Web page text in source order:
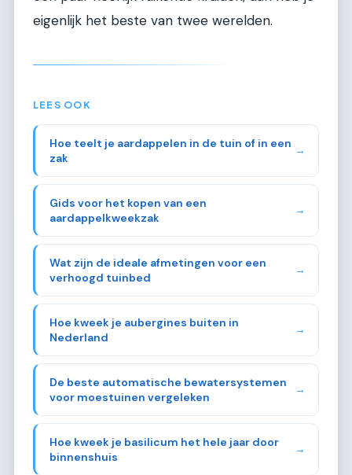
eigenlijk het beste van twee werelden.
LEES OOK
Hoe teelt je aardappelen in de tuin of in een
zak
→
Gids voor het kopen van een
aardappelkweekzak
→
Wat zijn de ideale afmetingen voor een
verhoogd tuinbed
→
Hoe kweek je aubergines buiten in
Nederland
→
De beste automatische bewatersystemen
voor moestuinen vergeleken
→
Hoe kweek je basilicum het hele jaar door
binnenshuis
→